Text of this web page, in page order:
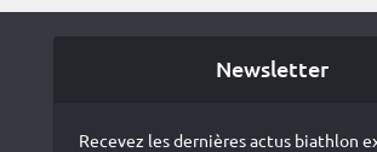
Newsletter
Recevez les dernières actus biathlon